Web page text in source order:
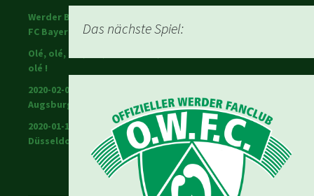
Das nächste Spiel:
Werder Bremen schlägt den
FC Bayern!
Olé, olé, olé, olé; Ole Werner,
olé !
2020-02-01 Warriors in
Augsburg
2020-01-18 Werder in
Düsseldorf